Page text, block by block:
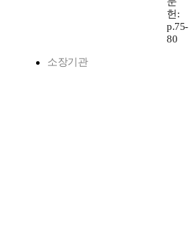
헌:
p.75-
80
소장기관